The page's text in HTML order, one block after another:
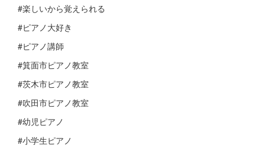
#楽しいから覚えられる
#ピアノ大好き
#ピアノ講師
#箕面市ピアノ教室
#茨木市ピアノ教室
#吹田市ピアノ教室
#幼児ピアノ
#小学生ピアノ